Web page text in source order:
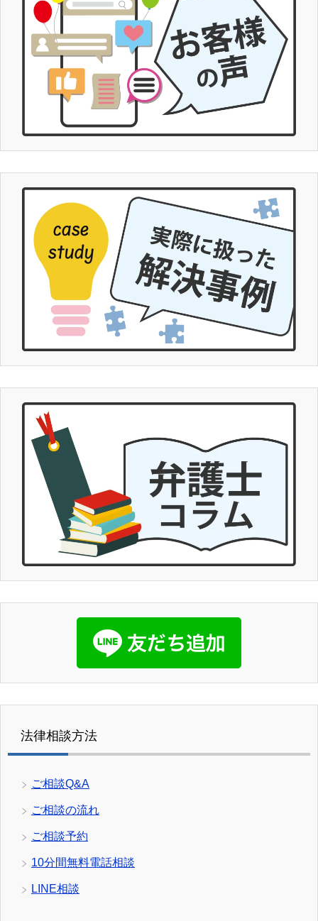
法律相談方法
ご相談Q&A
ご相談の流れ
ご相談予約
10分間無料電話相談
LINE相談